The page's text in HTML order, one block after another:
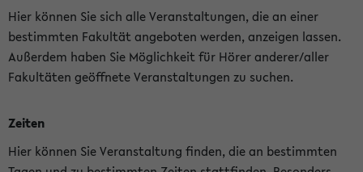
Hier können Sie sich alle Veranstaltungen, die an einer
bestimmten Fakultät angeboten werden, anzeigen lassen.
Außerdem haben Sie Möglichkeit für Hörer anderer/aller
Fakultäten geöffnete Veranstaltungen zu suchen.
Zeiten
Hier können Sie Veranstaltung finden, die an bestimmten